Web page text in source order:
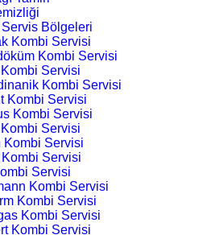
Bölgeleri
Kombi Servisi
Kombi Servisi
Servisi
Kombi Servisi
Kombi Servisi
Kombi Servisi
Servisi
Kombi Servisi
Servisi
Servisi
Kombi Servisi
Kombi Servisi
Kombi Servisi
Kombi Servisi